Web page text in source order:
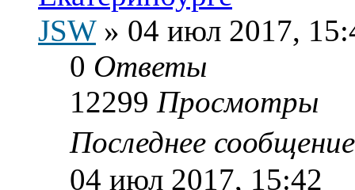
JSW» 04 июл 2017,
0 Ответы
12299 Просмотры
Последнее
04 июл 2017, 15:42